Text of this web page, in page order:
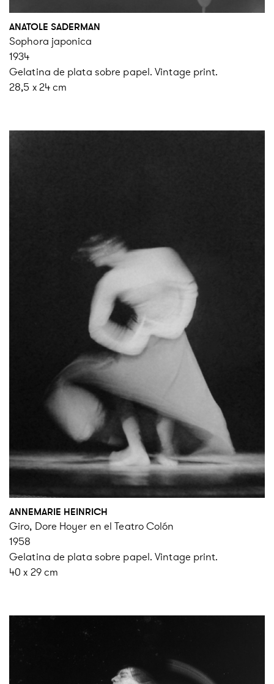
ANATOLE SADERMAN
Sophora japonica
1934
Gelatina de plata sobre papel. Vintage print.
28,5 x 24 cm
ANNEMARIE HEINRICH
Giro, Dore Hoyer en el Teatro Colón
1958
Gelatina de plata sobre papel. Vintage print.
40 x 29 cm